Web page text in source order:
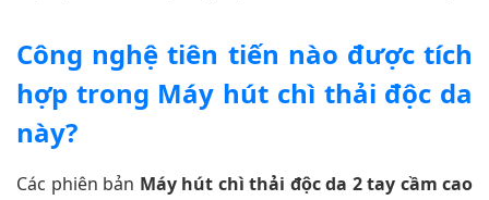
Công nghệ tiên tiến nào được tích
hợp trong Máy hút chì thải độc da
này?
Các phiên bản Máy hút chì thải độc da 2 tay cầm cao